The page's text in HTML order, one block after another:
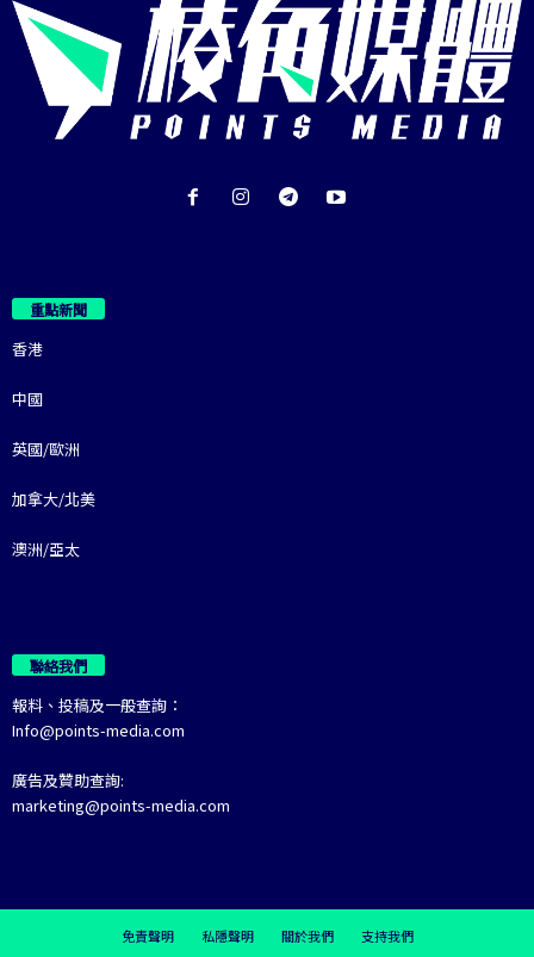
重點新聞
香港
中國
英國/歐洲
加拿大/北美
澳洲/亞太
聯絡我們
報料、投稿及一般查詢：
Info@points-media.com
廣告及贊助查詢:
marketing@points-media.com
免責聲明 私隱聲明 關於我們 支持我們